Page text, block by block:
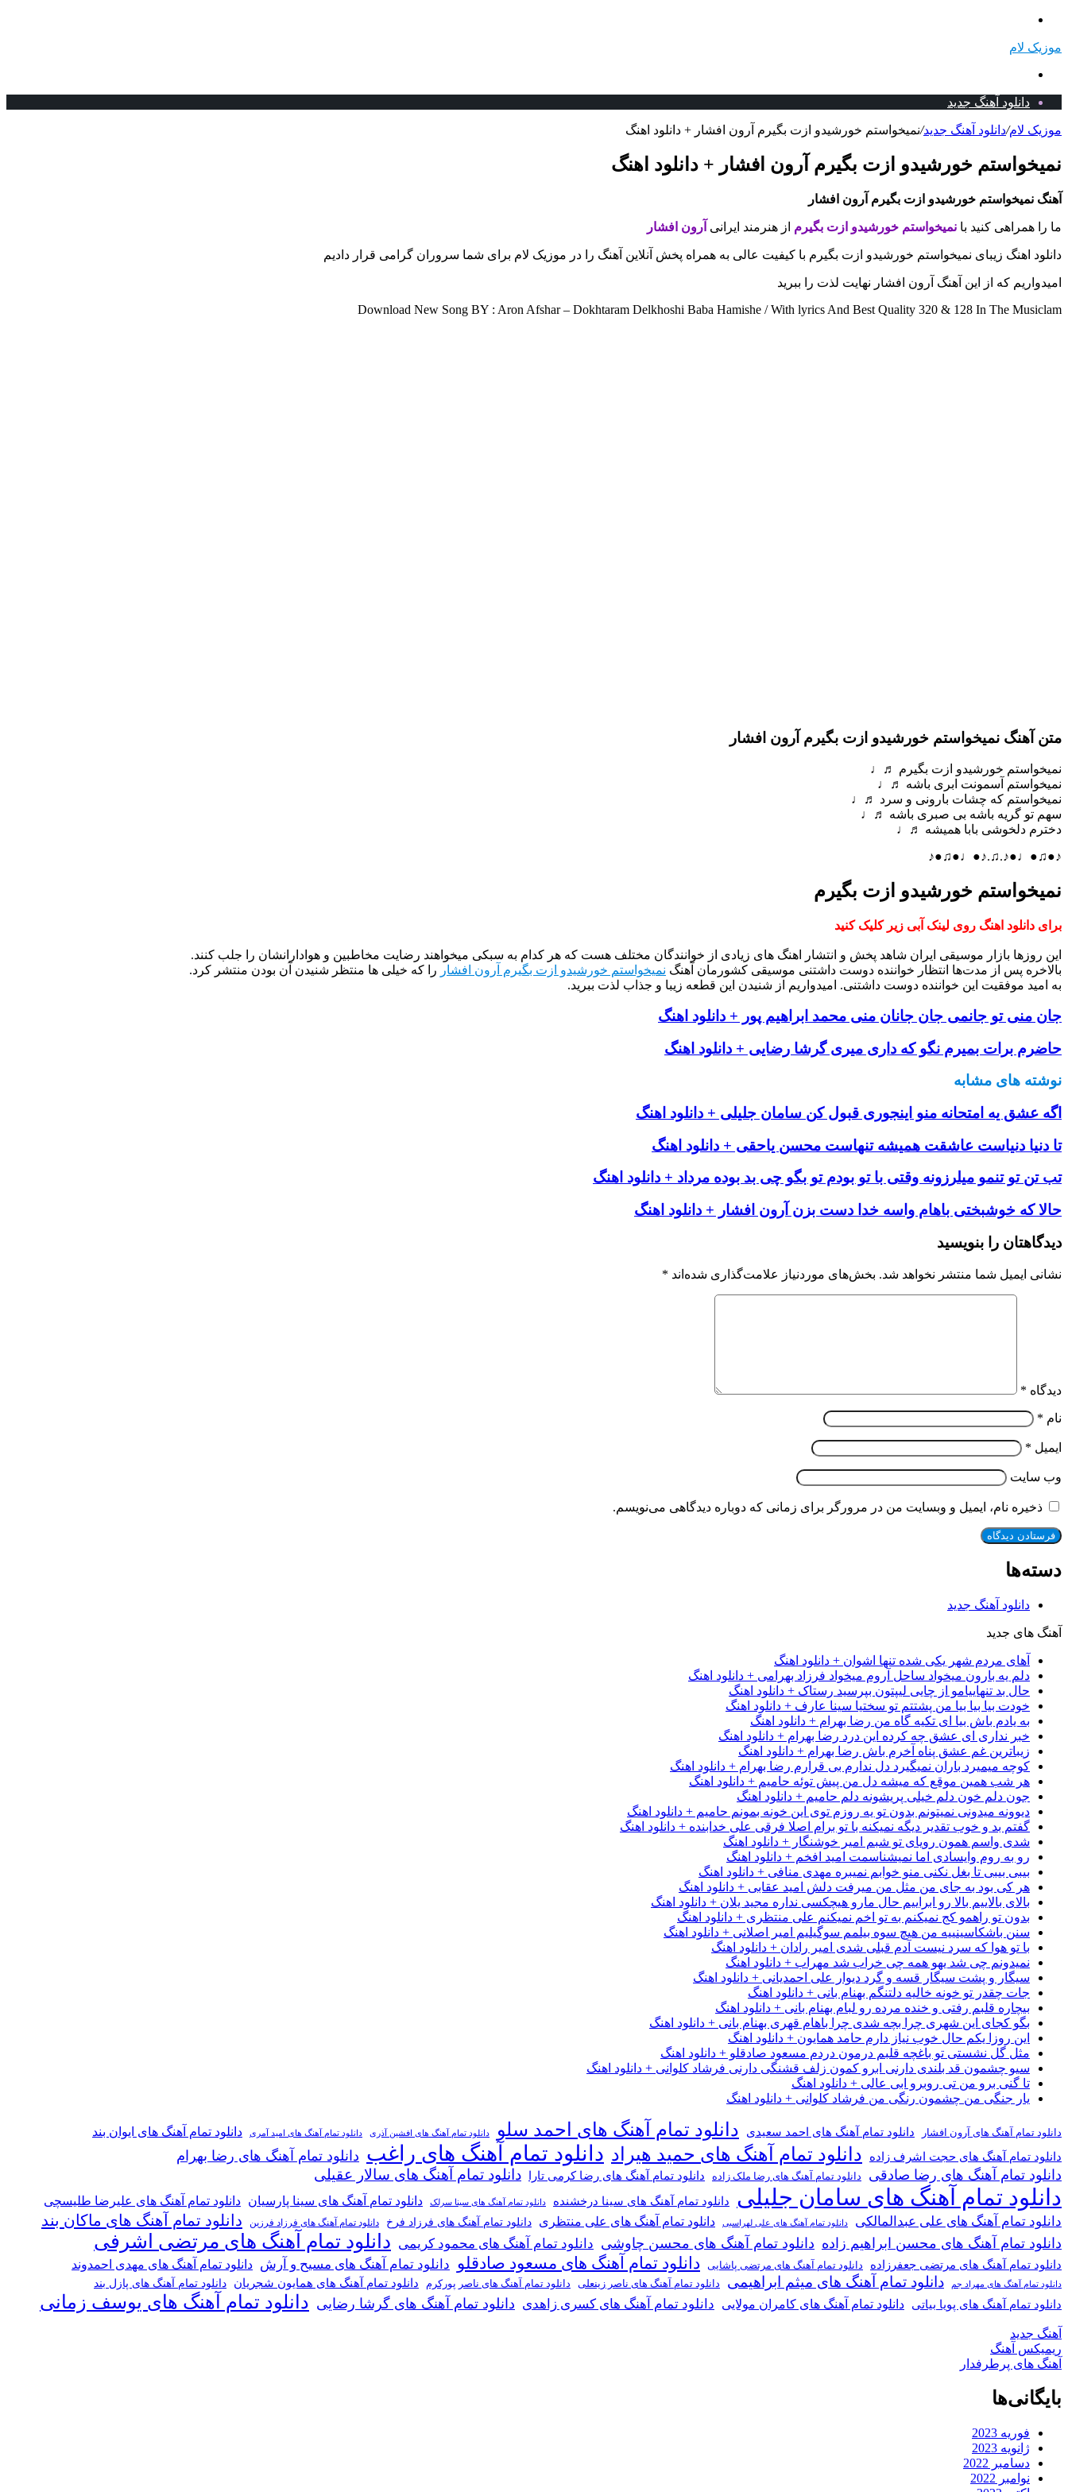
موزیک لام
دانلود آهنگ جدید
موزیک لام/دانلود آهنگ جدید/نمیخواستم خورشیدو ازت بگیرم آرون افشار + دانلود اهنگ
نمیخواستم خورشیدو ازت بگیرم آرون افشار + دانلود اهنگ
آهنگ نمیخواستم خورشیدو ازت بگیرم آرون افشار
ما را همراهی کنید با نمیخواستم خورشیدو ازت بگیرم از هنرمند ایرانی آرون افشار
دانلود اهنگ زیبای نمیخواستم خورشیدو ازت بگیرم با کیفیت عالی به همراه پخش آنلاین آهنگ را در موزیک لام برای شما سروران گرامی قرار دادیم
امیدواریم که از این آهنگ آرون افشار نهایت لذت را ببرید
Download New Song BY : Aron Afshar – Dokhtaram Delkhoshi Baba Hamishe / With lyrics And Best Quality 320 & 128 In The Musiclam
متن آهنگ نمیخواستم خورشیدو ازت بگیرم آرون افشار
نمیخواستم خورشیدو ازت بگیرم ♬♩
نمیخواستم آسمونت ابری باشه ♬♩
نمیخواستم که چشات بارونی و سرد ♬♩
سهم تو گریه باشه بی صبری باشه ♬♩
دخترم دلخوشی بابا همیشه ♬♩
♪●♫●♩●♪.♫.♪●♩●♫●♪
نمیخواستم خورشیدو ازت بگیرم
برای دانلود اهنگ روی لینک آبی زیر کلیک کنید
این روزها بازار موسیقی ایران شاهد پخش و انتشار اهنگ های زیادی از خوانندگان مختلف هست که هر کدام به سبکی میخواهند رضایت مخاطبین و هوادارانشان را جلب کنند.
بالاخره پس از مدت‌ها انتظار خواننده دوست داشتنی موسیقی کشورمان آهنگ نمیخواستم خورشیدو ازت بگیرم آرون افشار را که خیلی ها منتظر شنیدن آن بودن منتشر کرد.
به امید موفقیت این خواننده دوست داشتنی. امیدواریم از شنیدن این قطعه زیبا و جذاب لذت ببرید.
جان منی تو جانمی جان جانان منی محمد ابراهیم پور + دانلود اهنگ
حاضرم برات بمیرم نگو که داری میری گرشا رضایی + دانلود اهنگ
نوشته های مشابه
اگه عشق یه امتحانه منو اینجوری قبول کن سامان جلیلی + دانلود اهنگ
تا دنیا دنیاست عاشقت همیشه تنهاست محسن یاحقی + دانلود اهنگ
تب تن تو تنمو میلرزونه وقتى با تو بودم تو بگو چى بد بوده مرداد + دانلود اهنگ
حالا که خوشبختی باهام واسه خدا دست بزن آرون افشار + دانلود اهنگ
دیدگاهتان را بنویسید
نشانی ایمیل شما منتشر نخواهد شد. بخش‌های موردنیاز علامت‌گذاری شده‌اند *
دیدگاه *
نام *
ایمیل *
وب‌ سایت
ذخیره نام، ایمیل و وبسایت من در مرورگر برای زمانی که دوباره دیدگاهی می‌نویسم.
دسته‌ها
دانلود آهنگ جدید
آهنگ های جدید
آهای مردم شهر یکی شده تنها اشوان + دانلود اهنگ
دلم یه بارون میخواد ساحل آروم میخواد فرزاد بهرامی + دانلود اهنگ
حال بد تنهاییامو از چایی لیپتون بپرسید رستاک + دانلود اهنگ
خودت بیا بیا بیا من پشتتم تو سختیا سینا عارف + دانلود اهنگ
به یادم باش بیا ای تکیه گاه من رضا بهرام + دانلود اهنگ
خبر نداری ای عشق چه کرده این درد رضا بهرام + دانلود اهنگ
زیباترین غم عشق پناه آخرم باش رضا بهرام + دانلود اهنگ
کوچه میمیرد باران نمیگیرد دل ندارم بی قرارم رضا بهرام + دانلود اهنگ
هر شب همین موقع که میشه دل من پیش توئه حامیم + دانلود اهنگ
جون دلم خون دلم خیلی پریشونه دلم حامیم + دانلود اهنگ
دیوونه میدونی نمیتونم بدون تو یه روزم توی این خونه بمونم حامیم + دانلود اهنگ
گفتم بد و خوب تقدیر دیگه نمیکنه با تو برام اصلا فرقی علی خدابنده + دانلود اهنگ
شدی واسم همون رویای تو شبم امیر خوشنگار + دانلود اهنگ
رو به روم وایسادی اما نمیشناسمت امید افخم + دانلود اهنگ
بیبی بیبی تا بغل نکنی منو خوابم نمیبره مهدی منافی + دانلود اهنگ
هر کی بود به جای من مثل من میرفت دلش امید عقابی + دانلود اهنگ
بالای بالاییم بالا رو ابراییم حال مارو هیچکسی نداره مجید یلان + دانلود اهنگ
بدون تو راهمو کج نمیکنم به تو اخم نمیکنم علی منتظری + دانلود اهنگ
سنن باشکاسینییه من هیچ سوه بیلمم سوگیلیم امیر اصلانی + دانلود اهنگ
با تو هوا که سرد نیست آدم قبلی شدی امیر رادان + دانلود اهنگ
نمیدونم چی شد یهو همه چی خراب شد مهراب + دانلود اهنگ
سیگار و پشت سیگار قسه و گرد دیوار علی احمدیانی + دانلود اهنگ
جات چقدر تو خونه خالیه دلتنگم بهنام بانی + دانلود اهنگ
بیچاره قلبم رفتی و خنده مرده رو لبام بهنام بانی + دانلود اهنگ
بگو کجای این شهری چرا بچه شدی چرا باهام قهری بهنام بانی + دانلود اهنگ
این روزا یکم حال خوب نیاز دارم حامد همایون + دانلود اهنگ
مثل گل نشستی تو باغچه قلبم درمون دردم مسعود صادقلو + دانلود اهنگ
سیو چشمون قد بلندی دارنی ابرو کمون زلف قشنگی دارنی فرشاد کلوانی + دانلود اهنگ
تا گنی برو من تی روبرو ابی عالی + دانلود اهنگ
یار جنگی من چشمون رنگی من فرشاد کلوانی + دانلود اهنگ
دانلود تمام آهنگ های آرون افشار دانلود تمام آهنگ های احمد سعیدی دانلود تمام آهنگ های احمد سلو دانلود تمام آهنگ های افشین آذری دانلود تمام آهنگ های امید آمری دانلود تمام آهنگ های ایوان بند
دانلود تمام آهنگ های حجت اشرف زاده دانلود تمام آهنگ های حمید هیراد دانلود تمام آهنگ های راغب دانلود تمام آهنگ های رضا بهرام
دانلود تمام آهنگ های رضا صادقی
دانلود تمام آهنگ های رضا ملک زاده دانلود تمام آهنگ های رضا کرمی تارا دانلود تمام آهنگ های سالار عقیلی
دانلود تمام آهنگ های سامان جلیلی دانلود تمام آهنگ های سینا درخشنده دانلود تمام آهنگ های سینا سرلک دانلود تمام آهنگ های سینا پارسیان دانلود تمام آهنگ های علیرضا طلیسچی
دانلود تمام آهنگ های علی عبدالمالکی دانلود تمام آهنگ های علی لهراسبی دانلود تمام آهنگ های علی منتظری دانلود تمام آهنگ های فرزاد فرخ دانلود تمام آهنگ های فرزاد فرزین دانلود تمام آهنگ های ماکان بند
دانلود تمام آهنگ های محسن ابراهیم زاده دانلود تمام آهنگ های محسن چاوشی دانلود تمام آهنگ های محمود کریمی دانلود تمام آهنگ های مرتضی اشرفی
دانلود تمام آهنگ های مرتضی جعفرزاده دانلود تمام آهنگ های مرتضی پاشایی دانلود تمام آهنگ های مسعود صادقلو دانلود تمام آهنگ های مسیح و آرش دانلود تمام آهنگ های مهدی احمدوند
دانلود تمام آهنگ های مهراد جم دانلود تمام آهنگ های میثم ابراهیمی دانلود تمام آهنگ های ناصر زینعلی دانلود تمام آهنگ های ناصر پورکرم دانلود تمام آهنگ های همایون شجریان دانلود تمام آهنگ های پازل بند
دانلود تمام آهنگ های پویا بیاتی دانلود تمام آهنگ های کامران مولایی دانلود تمام آهنگ های کسری زاهدی دانلود تمام آهنگ های گرشا رضایی دانلود تمام آهنگ های یوسف زمانی
آهنگ جدید
ریمیکس آهنگ
آهنگ های پرطرفدار
بایگانی‌ها
فوریه 2023
ژانویه 2023
دسامبر 2022
نوامبر 2022